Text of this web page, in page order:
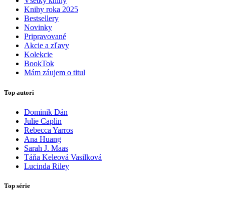
Knihy roka 2025
Bestsellery
Novinky
Pripravované
Akcie a zľavy
Kolekcie
BookTok
Mám záujem o titul
Top autori
Dominik Dán
Julie Caplin
Rebecca Yarros
Ana Huang
Sarah J. Maas
Táňa Keleová Vasilková
Lucinda Riley
Top série